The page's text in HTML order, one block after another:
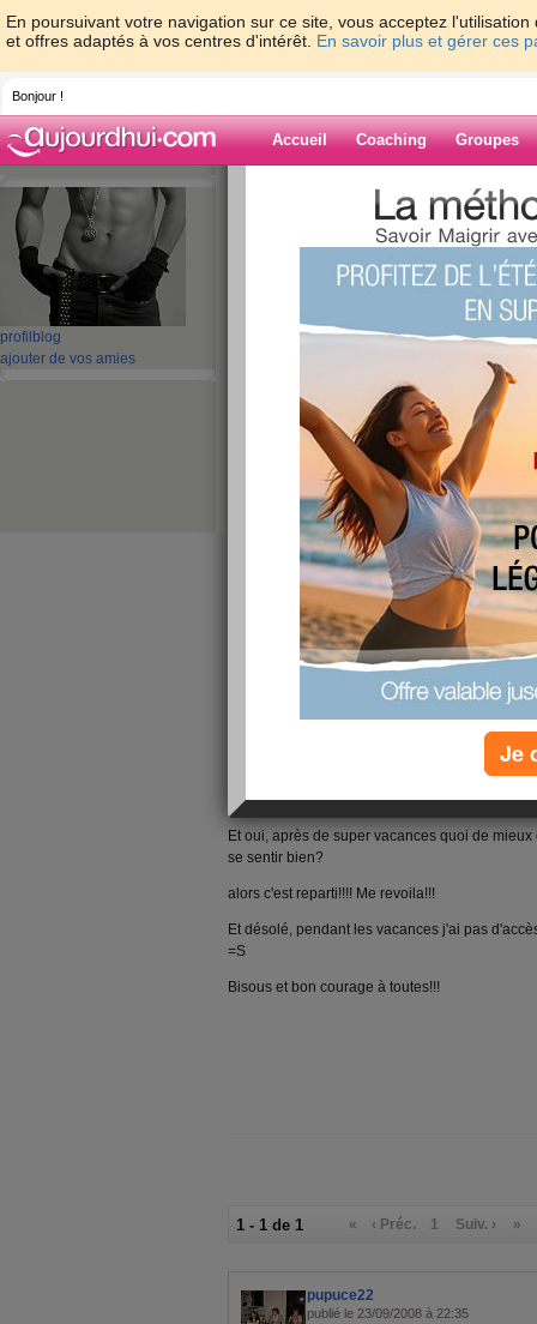
En poursuivant votre navigation sur ce site, vous acceptez
et offres adaptés à vos centres d'intérêt. En savoir plus et gérer ces
Bonjour !
Accueil Coaching Groupes
profil blog
ajouter de vos amies
> > Maxou :
Blog de
Maxou : Le retour
Et oui, après de super vacances quoi de
se sentir bien?
alors c'est reparti!!!! Me revoila!!!
Et désolé, pendant les vacances j'ai pas
=S
Bisous et bon courage à toutes!!!
1 - 1 de 1 « ‹ Préc. 1 Suiv. › »
pupuce22
publié le 23/09/2008 à 22:35
Je